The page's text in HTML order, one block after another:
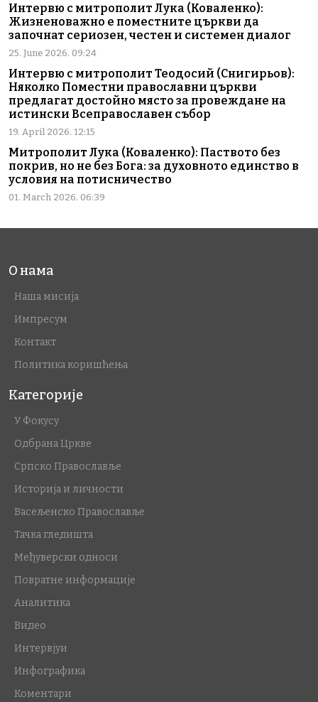
Интервю с митрополит Лука (Коваленко):
Жизненоважно е поместните църкви да
започнат сериозен, честен и системен диалог
25. June 2026. 09:24
Интервю с митрополит Теодосий (Снигирьов):
Няколко Поместни православни църкви
предлагат достойно място за провеждане на
истински Всеправославен събор
19. April 2026. 12:15
Митрополит Лука (Коваленко): Паството без
покрив, но не без Бога: за духовното единство в
условия на потисничество
01. March 2026. 06:39
О нама
Наша мисија
Импресум
Контакт
Политика коришћења
Категорије
У Фокусу
Одбрана Цркве
Српско Православље
Историја и личности
Васељенско Православље
Тачка гледишта
Међуверски односи
Повратне информације
Аналитика
Видео
Интервјуи
Инфографика
Коментари